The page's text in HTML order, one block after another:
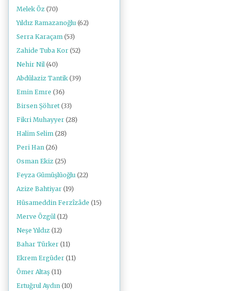
Melek Öz (70)
Yıldız Ramazanoğlu (62)
Serra Karaçam (53)
Zahide Tuba Kor (52)
Nehir Nil (40)
Abdülaziz Tantik (39)
Emin Emre (36)
Birsen Şöhret (33)
Fikri Muhayyer (28)
Halim Selim (28)
Peri Han (26)
Osman Ekiz (25)
Feyza Gümüşlüoğlu (22)
Azize Bahtiyar (19)
Hüsameddin Ferzîzâde (15)
Merve Özgül (12)
Neşe Yıldız (12)
Bahar Türker (11)
Ekrem Ergüder (11)
Ömer Altaş (11)
Ertuğrul Aydın (10)